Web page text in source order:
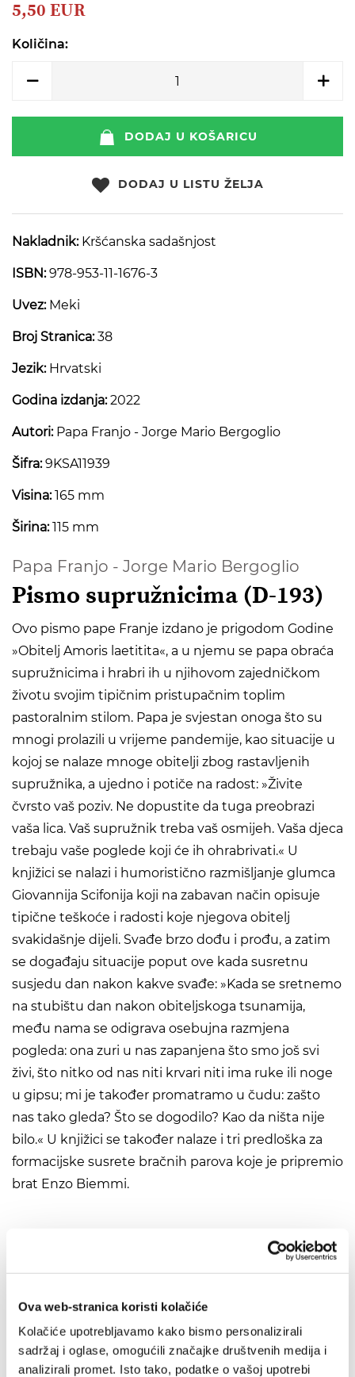
Ova web-stranica koristi kolačiće
Kolačiće upotrebljavamo kako bismo personalizirali
sadržaj i oglase, omogućili značajke društvenih medija i
analizirali promet. Isto tako, podatke o vašoj upotrebi
of
images
5,50 EUR
Količina:
DODAJ U KOŠARICU
DODAJ U LISTU ŽELJA
Nakladnik: Kršćanska sadašnjost
ISBN:978-953-11-1676-3
Uvez:Meki
Broj Stranica:38
Jezik:Hrvatski
Godina izdanja:2022
Autori:Papa Franjo - Jorge Mario Bergoglio
Šifra:9KSA11939
Visina:165 mm
Širina:115 mm
Papa Franjo - Jorge Mario Bergoglio
Pismo supružnicima (D-193)
Ovo pismo pape Franje izdano je prigodom Godine
»Obitelj Amoris laetitita«, a u njemu se papa obraća
supružnicima i hrabri ih u njihovom zajedničkom
životu svojim tipičnim pristupačnim toplim
pastoralnim stilom. Papa je svjestan onoga što su
mnogi prolazili u vrijeme pandemije, kao situacije u
kojoj se nalaze mnoge obitelji zbog rastavljenih
supružnika, a ujedno i potiče na radost: »Živite
čvrsto vaš poziv. Ne dopustite da tuga preobrazi
vaša lica. Vaš supružnik treba vaš osmijeh. Vaša djeca
trebaju vaše poglede koji će ih ohrabrivati.« U
knjižici se nalazi i humoristično razmišljanje glumca
Giovannija Scifonija koji na zabavan način opisuje
tipične teškoće i radosti koje njegova obitelj
svakidašnje dijeli. Svađe brzo dođu i prođu, a zatim
se događaju situacije poput ove kada susretnu
susjedu dan nakon kakve svađe: »Kada se sretnemo
na stubištu dan nakon obiteljskoga tsunamija,
među nama se odigrava osebujna razmjena
pogleda: ona zuri u nas zapanjena što smo još svi
živi, što nitko od nas niti krvari niti ima ruke ili noge
u gipsu; mi je također promatramo u čudu: zašto
nas tako gleda? Što se dogodilo? Kao da ništa nije
bilo.« U knjižici se također nalaze i tri predloška za
formacijske susrete bračnih parova koje je pripremio
brat Enzo Biemmi.
Preporuka
OD ISTOG AUTORA